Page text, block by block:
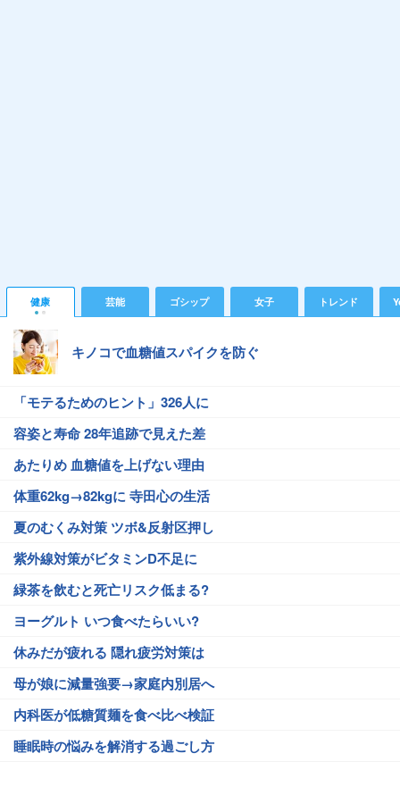
健康 芸能 ゴシップ 女子 トレンド
キノコで血糖値スパイクを防ぐ
「モテるためのヒント」326人に
容姿と寿命 28年追跡で見えた差
あたりめ 血糖値を上げない理由
体重62kg→82kgに 寺田心の生活
夏のむくみ対策 ツボ&反射区押し
紫外線対策がビタミンD不足に
緑茶を飲むと死亡リスク低まる?
ヨーグルト いつ食べたらいい?
休みだが疲れる 隠れ疲労対策は
母が娘に減量強要→家庭内別居へ
内科医が低糖質麺を食べ比べ検証
睡眠時の悩みを解消する過ごし方